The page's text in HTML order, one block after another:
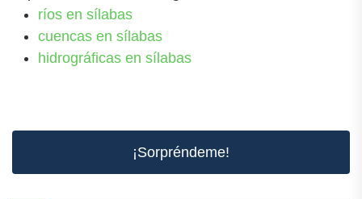
ríos en sílabas
cuencas en sílabas
hidrográficas en sílabas
¡Sorpréndeme!